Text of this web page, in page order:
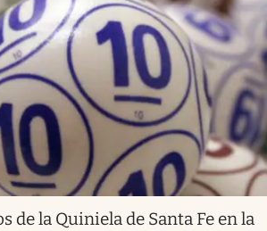
de la Quiniela de Santa Fe en la